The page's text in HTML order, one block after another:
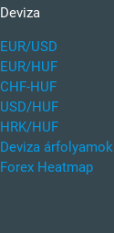
Deviza
EUR/USD
EUR/HUF
CHF-HUF
USD/HUF
HRK/HUF
Deviza árfolyamok
Forex Heatmap